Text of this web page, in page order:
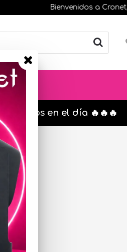
Bienvenidos a Cronet,
envíos en el día 🔥🔥🔥